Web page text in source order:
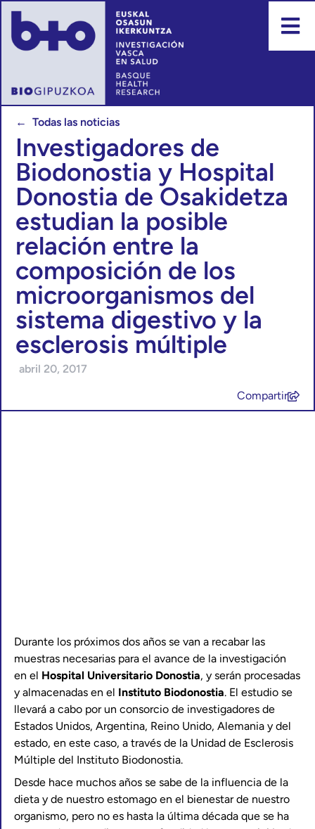
← Todas las noticias
Investigadores de
Biodonostia y Hospital
Donostia de Osakidetza
estudian la posible
relación entre la
composición de los
microorganismos del
sistema digestivo y la
esclerosis múltiple
abril 20, 2017
Compartir
Durante los próximos dos años se van a recabar las
muestras necesarias para el avance de la investigación
en el Hospital Universitario Donostia, y serán procesadas
y almacenadas en el Instituto Biodonostia. El estudio se
llevará a cabo por un consorcio de investigadores de
Estados Unidos, Argentina, Reino Unido, Alemania y del
estado, en este caso, a través de la Unidad de Esclerosis
Múltiple del Instituto Biodonostia.
Desde hace muchos años se sabe de la influencia de la
dieta y de nuestro estomago en el bienestar de nuestro
organismo, pero no es hasta la última década que se ha